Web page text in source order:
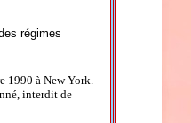
régimes
1990 à New York.
interdit de